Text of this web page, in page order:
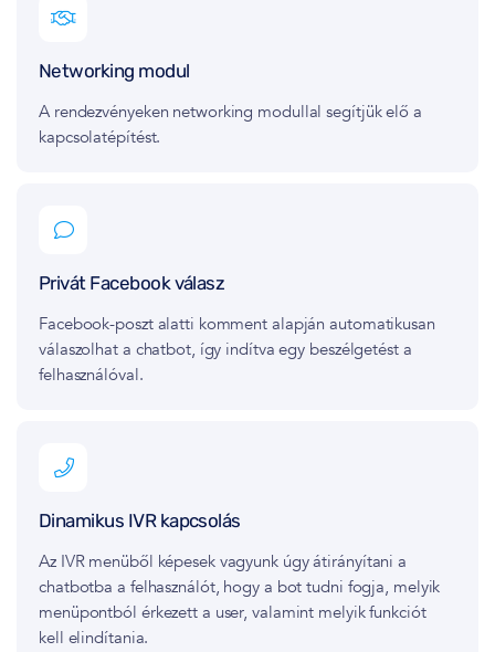
Networking modul
A rendezvényeken networking modullal segítjük elő a
kapcsolatépítést.
Privát Facebook válasz
Facebook-poszt alatti komment alapján automatikusan
válaszolhat a chatbot, így indítva egy beszélgetést a
felhasználóval.
Dinamikus IVR kapcsolás
Az IVR menüből képesek vagyunk úgy átirányítani a
chatbotba a felhasználót, hogy a bot tudni fogja, melyik
menüpontból érkezett a user, valamint melyik funkciót
kell elindítania.